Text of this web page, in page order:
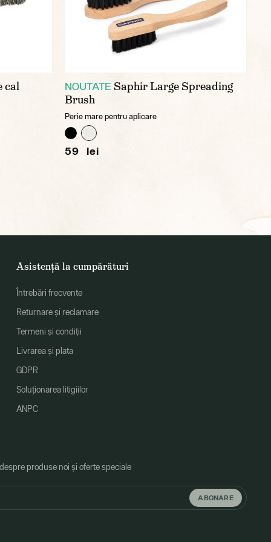
cal NOUTATE Saphir Large Spreading
Brush
Perie mare pentru aplicare
59 lei
Asistență la cumpărături
Întrebări frecvente
Returnare și reclamare
Termeni și condiții
Livrarea și plata
GDPR
Soluționarea litigiilor
ANPC
produse noi și oferte speciale
ABONARE